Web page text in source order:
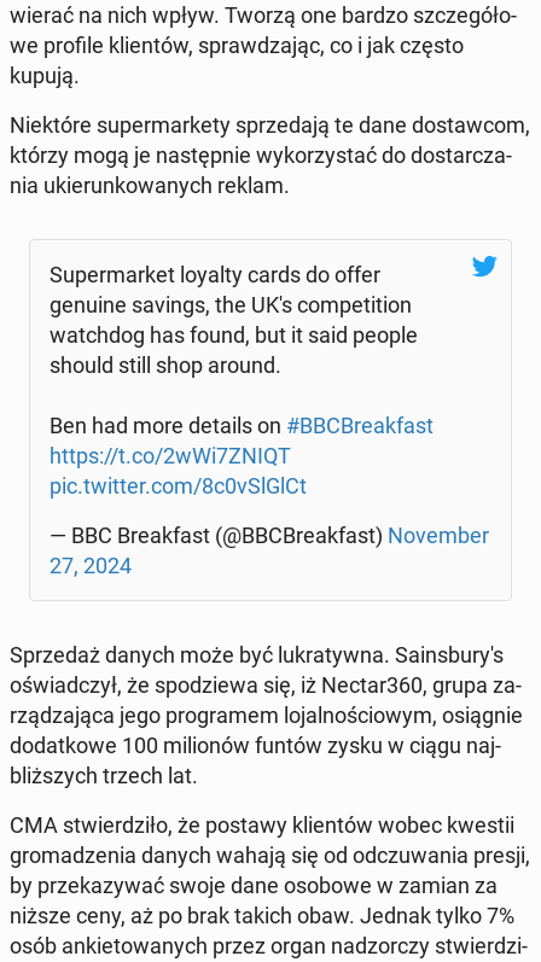
wie­rać na nich wpływ. Tworzą one bardzo szcze­gó­ło­
we profile klien­tów, spraw­dza­jąc, co i jak często
kupują.
Nie­któ­re su­per­mar­ke­ty sprze­da­ją te dane do­staw­com,
którzy mogą je na­stęp­nie wy­ko­rzy­stać do do­star­cza­
nia ukie­run­ko­wa­nych reklam.
Su­per­mar­ket loyalty cards do offer
genuine savings, the UK's com­pe­ti­tion
watch­dog has found, but it said people
should still shop around.
Ben had more details on #BBC­Bre­ak­fast
https://t.co/2wWi7ZNIQT
pic.twitter.com/8c0vSlGlCt
— BBC Bre­ak­fast (@BBC­Bre­ak­fast) No­vem­ber
27, 2024
Sprze­daż danych może być lu­kra­tyw­na. Sa­ins­bu­ry­'s
oświad­czył, że spo­dzie­wa się, iż Nectar360, grupa za­
rzą­dza­ją­ca jego pro­gra­mem lo­jal­no­ścio­wym, osią­gnie
do­dat­ko­we 100 mi­lio­nów funtów zysku w ciągu naj­
bliż­szych trzech lat.
CMA stwier­dzi­ło, że postawy klien­tów wobec kwestii
gro­ma­dze­nia danych wahają się od od­czu­wa­nia presji,
by prze­ka­zy­wać swoje dane osobowe w zamian za
niższe ceny, aż po brak takich obaw. Jednak tylko 7%
osób an­kie­to­wa­nych przez organ nad­zor­czy stwier­dzi­